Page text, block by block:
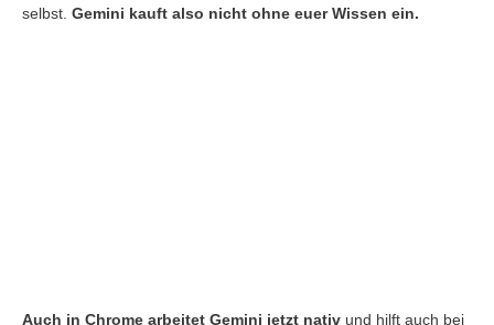
selbst. Gemini kauft also nicht ohne euer Wissen ein.
Auch in Chrome arbeitet Gemini jetzt nativ und hilft auch bei